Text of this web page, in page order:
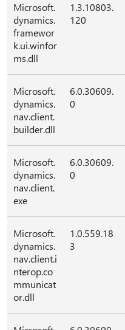
Microsoft.
dynamics.
framewor
k.ui.winfor
ms.dll
1.3.10803.
120
Microsoft.
dynamics.
nav.client.
builder.dll
6.0.30609.
0
Microsoft.
dynamics.
nav.client.
exe
6.0.30609.
0
Microsoft.
dynamics.
nav.client.i
nterop.co
mmunicat
or.dll
1.0.559.18
3